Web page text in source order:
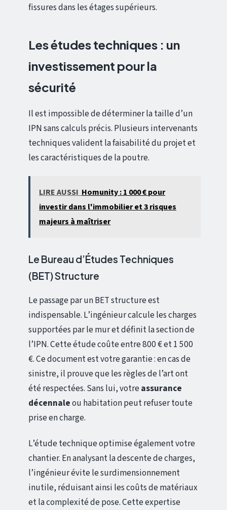
fissures dans les étages supérieurs.
Les études techniques : un
investissement pour la
sécurité
Il est impossible de déterminer la taille d’un
IPN sans calculs précis. Plusieurs intervenants
techniques valident la faisabilité du projet et
les caractéristiques de la poutre.
LIRE AUSSI Homunity : 1 000 € pour
investir dans l'immobilier et 3 risques
majeurs à maîtriser
Le Bureau d’Études Techniques
(BET) Structure
Le passage par un BET structure est
indispensable. L’ingénieur calcule les charges
supportées par le mur et définit la section de
l’IPN. Cette étude coûte entre 800 € et 1 500
€. Ce document est votre garantie : en cas de
sinistre, il prouve que les règles de l’art ont
été respectées. Sans lui, votreassurance
décennaleou habitation peut refuser toute
prise en charge.
L’étude technique optimise également votre
chantier. En analysant la descente de charges,
l’ingénieur évite le surdimensionnement
inutile, réduisant ainsi les coûts de matériaux
et la complexité de pose. Cette expertise